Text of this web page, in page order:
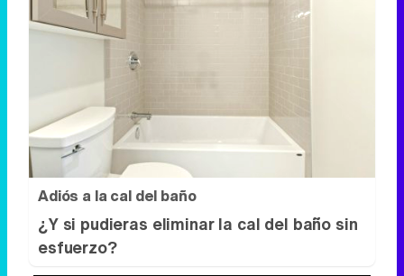
Adiós a la cal del baño
¿Y si pudieras eliminar la cal del baño sin
esfuerzo?